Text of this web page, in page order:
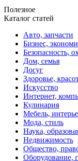
Полезное
Каталог статей
Авто, запчасти
Бизнес,
Безопасность,
Дом, семья
Досуг
Здоровье,
Искусство
Интернет,
Кулинария
Мебель,
Мода, стиль
Наука,
Недвижимость
Общество,
Оборудование,